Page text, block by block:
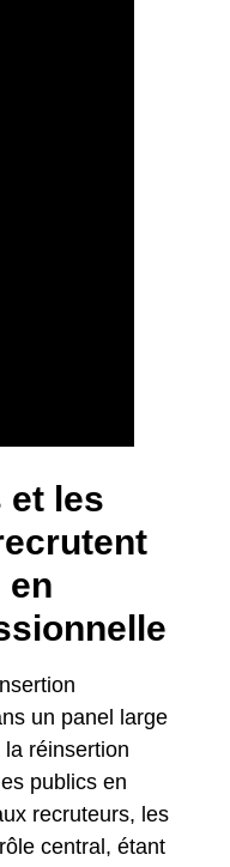
et les
en
un panel large
réinsertion
publics en
recruteurs, les
central, étant